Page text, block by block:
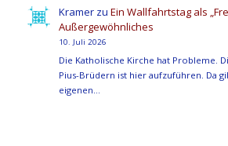
Kramer zuEin Wallfahrtstag als
Außergewöhnliches
10. Juli 2026
Die Katholische Kirche hat Probleme.
Pius-Brüdern ist hier aufzuführen. Da
eigenen…